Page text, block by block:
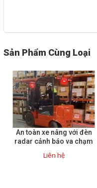
Sản Phẩm Cùng Loại
An toàn xe nâng với đèn
radar cảnh báo va chạm
Liên hệ